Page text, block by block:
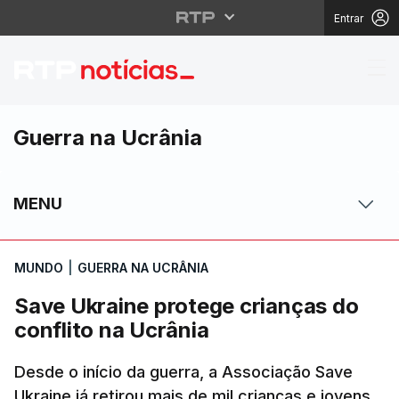
Entrar
Save Ukraine
Guerra na Ucrânia
MENU
MUNDO GUERRA NA UCRÂNIA
Save Ukraine protege crianças do
conflito na Ucrânia
Desde o início da guerra, a Associação Save